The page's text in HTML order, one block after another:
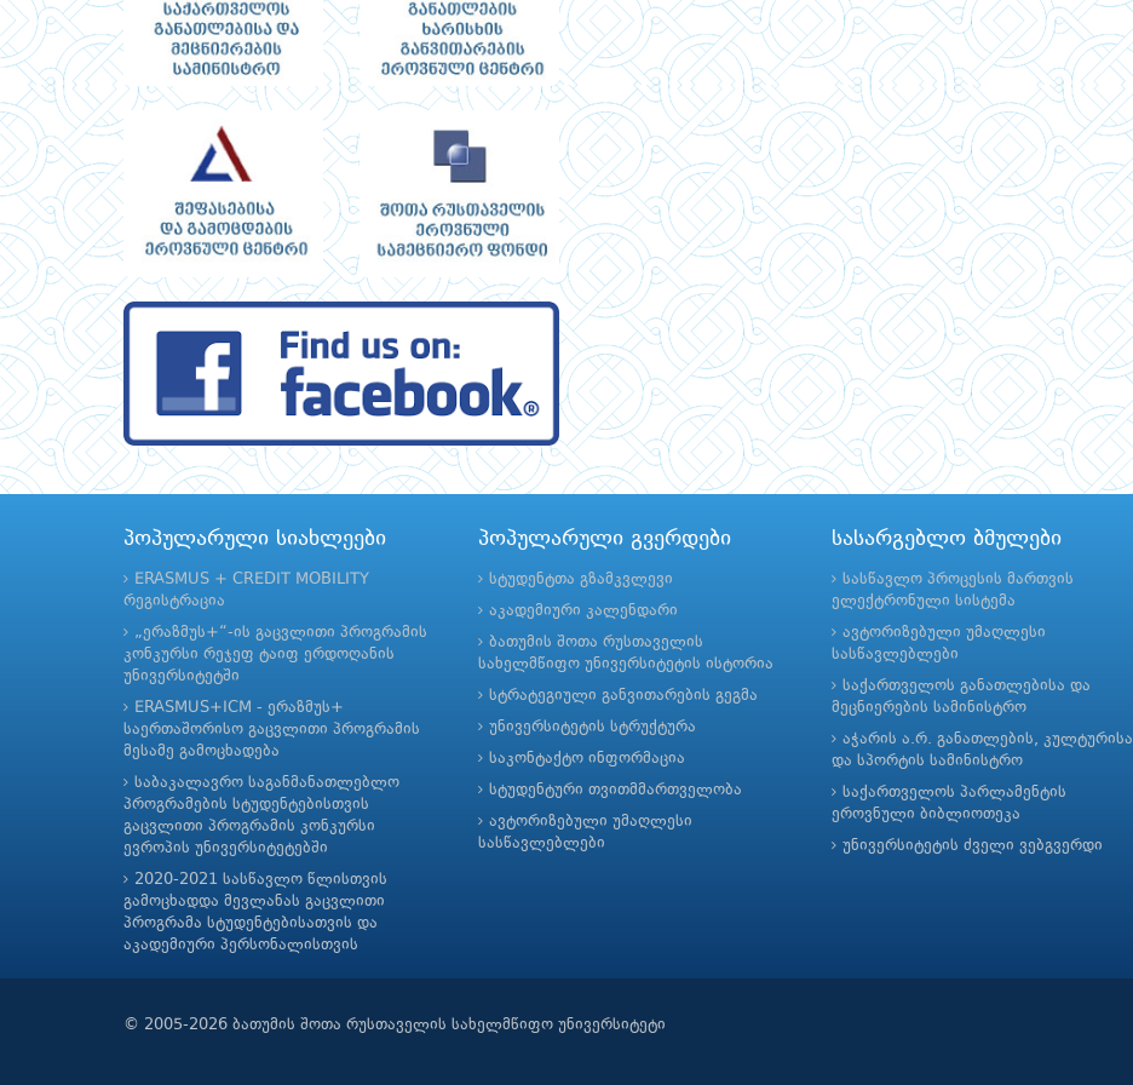
პოპულარული სიახლეები
ERASMUS + CREDIT MOBILITY
რეგისტრაცია
„ერაზმუს+“-ის გაცვლითი პროგრამის
კონკურსი რეჯეფ ტაიფ ერდოღანის
უნივერსიტეტში
ERASMUS+ICM - ერაზმუს+
საერთაშორისო გაცვლითი პროგრამის
მესამე გამოცხადება
საბაკალავრო საგანმანათლებლო
პროგრამების სტუდენტებისთვის
გაცვლითი პროგრამის კონკურსი
ევროპის უნივერსიტეტებში
2020-2021 სასწავლო წლისთვის
გამოცხადდა მევლანას გაცვლითი
პროგრამა სტუდენტებისათვის და
აკადემიური პერსონალისთვის
პოპულარული გვერდები
სტუდენტთა გზამკვლევი
აკადემიური კალენდარი
ბათუმის შოთა რუსთაველის
სახელმწიფო უნივერსიტეტის ისტორია
სტრატეგიული განვითარების გეგმა
უნივერსიტეტის სტრუქტურა
საკონტაქტო ინფორმაცია
სტუდენტური თვითმმართველობა
ავტორიზებული უმაღლესი
სასწავლებლები
სასარგებლო ბმულები
სასწავლო პროცესის მართვის
ელექტრონული სისტემა
ავტორიზებული უმაღლესი
სასწავლებლები
საქართველოს განათლებისა და
მეცნიერების სამინისტრო
აჭარის ა.რ. განათლების, კულტურისა
და სპორტის სამინისტრო
საქართველოს პარლამენტის
ეროვნული ბიბლიოთეკა
უნივერსიტეტის ძველი ვებგვერდი
© 2005-2026 ბათუმის შოთა რუსთაველის სახელმწიფო უნივერსიტეტი